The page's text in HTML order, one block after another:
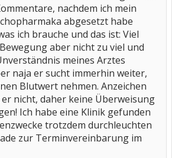
nachdem ich mein
abgesetzt habe
ich brauche und das ist: Viel
aber nicht zu viel und
meines Arztes
naja er sucht immerhin weiter,
Blutwert nehmen. Anzeichen
nicht, daher keine Überweisung
Ich habe eine Klinik gefunden
trotzdem durchleuchten
zur Terminvereinbarung im